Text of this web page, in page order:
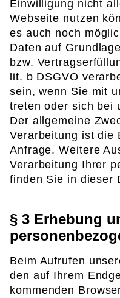
Einwilligung nicht
Webseite nutzen
es auch noch
Daten auf
bzw.
lit. b DSGVO
sein, wenn Sie mit
treten oder sich bei
Der allgemeine
Verarbeitung ist die
Anfrage. Weitere
Verarbeitung Ihrer
finden Sie in dieser
§ 3 Erhebung
Beim Aufrufen
den auf Ihrem
kommenden